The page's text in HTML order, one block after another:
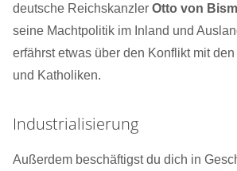
deutsche Reichskanzler Otto von
seine Machtpolitik im Inland und
erfährst etwas über den Konflikt mit
und Katholiken.
Industrialisierung
Außerdem beschäftigst du dich in